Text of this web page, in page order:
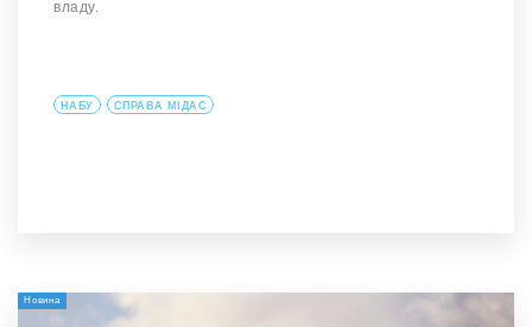
владу.
НАБУ СПРАВА МІДАС
Новина